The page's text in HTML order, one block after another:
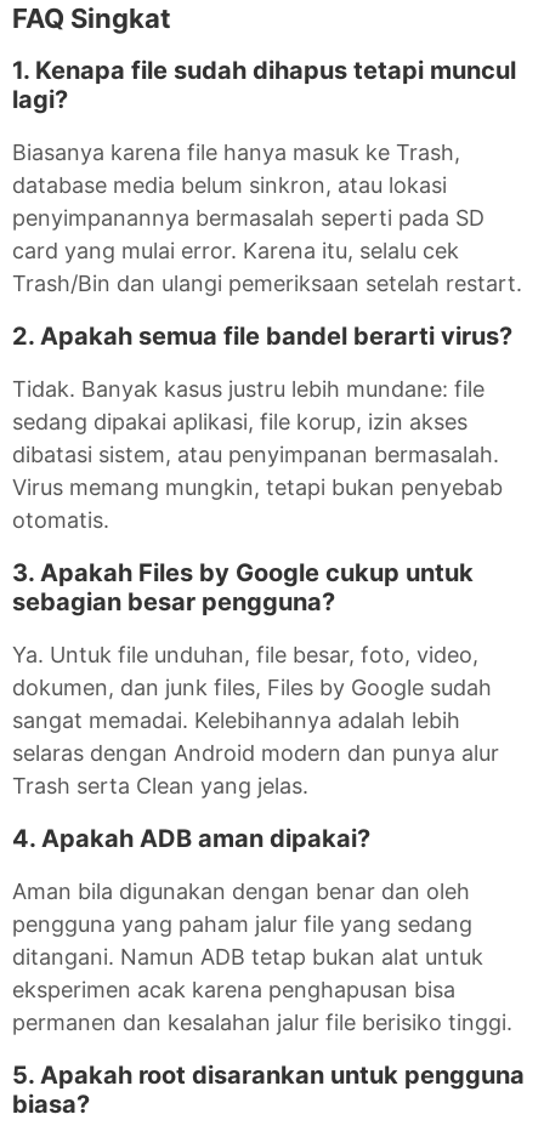
FAQ Singkat
1. Kenapa file sudah dihapus tetapi muncul
lagi?
Biasanya karena file hanya masuk ke Trash,
database media belum sinkron, atau lokasi
penyimpanannya bermasalah seperti pada SD
card yang mulai error. Karena itu, selalu cek
Trash/Bin dan ulangi pemeriksaan setelah restart.
2. Apakah semua file bandel berarti virus?
Tidak. Banyak kasus justru lebih mundane: file
sedang dipakai aplikasi, file korup, izin akses
dibatasi sistem, atau penyimpanan bermasalah.
Virus memang mungkin, tetapi bukan penyebab
otomatis.
3. Apakah Files by Google cukup untuk
sebagian besar pengguna?
Ya. Untuk file unduhan, file besar, foto, video,
dokumen, dan junk files, Files by Google sudah
sangat memadai. Kelebihannya adalah lebih
selaras dengan Android modern dan punya alur
Trash serta Clean yang jelas.
4. Apakah ADB aman dipakai?
Aman bila digunakan dengan benar dan oleh
pengguna yang paham jalur file yang sedang
ditangani. Namun ADB tetap bukan alat untuk
eksperimen acak karena penghapusan bisa
permanen dan kesalahan jalur file berisiko tinggi.
5. Apakah root disarankan untuk pengguna
biasa?